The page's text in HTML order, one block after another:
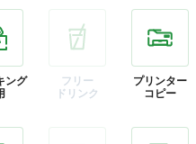
ング
フリー
ドリンク
プリンター
コピー